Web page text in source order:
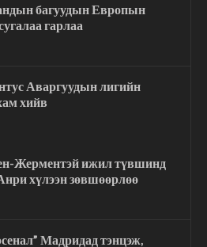
багуудын Европын
гарлаа
Аваргуудын лигийн
хийв
Жерментэй ижил түвшинд
хүлээн зөвшөөрлөө
Мадридад тэнцэж,